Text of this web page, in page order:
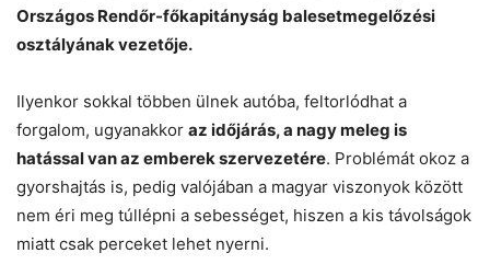
Országos Rendőr-főkapitányság balesetmegelőzési
osztályának vezetője.
Ilyenkor sokkal többen ülnek autóba, feltorlódhat a
forgalom, ugyanakkor az időjárás, a nagy meleg is
hatással van az emberek szervezetére. Problémát okoz a
gyorshajtás is, pedig valójában a magyar viszonyok között
nem éri meg túllépni a sebességet, hiszen a kis távolságok
miatt csak perceket lehet nyerni.